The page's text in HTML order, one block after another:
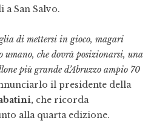
a San Salvo.
di mettersi in gioco, magari
umano, che dovrà posizionarsi, una
più grande d’Abruzzo ampio 70
il presidente della
che ricorda
alla quarta edizione.